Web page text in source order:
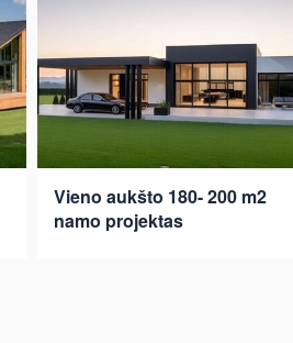
Vieno aukšto 180- 200 m2
namo projektas